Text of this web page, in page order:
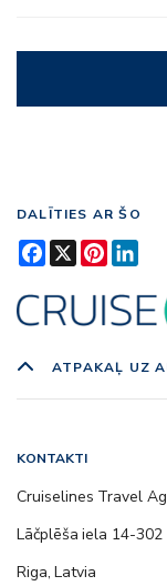
DALĪTIES AR ŠO
Facebook
X Pinterest
ATPAKAĻ UZ
KONTAKTI
Cruiselines Travel
Lāčplēša iela 14-302
Riga, Latvia